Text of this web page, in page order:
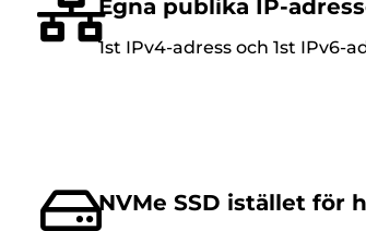
Egna publika IP-
1st IPv4-adress och 1st IPv6-
NVMe SSD istället för